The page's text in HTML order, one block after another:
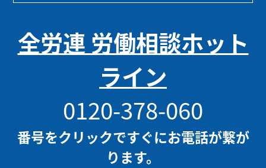
全労連 労働相談ホット
ライン
0120-378-060
番号をクリックですぐにお電話が繋が
ります。